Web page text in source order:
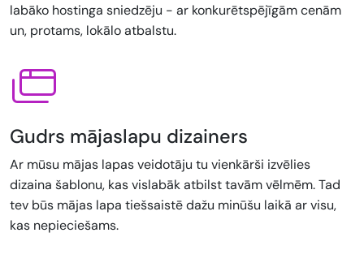
labāko hostinga sniedzēju - ar konkurētspējīgām cenām
un, protams, lokālo atbalstu.
Gudrs mājaslapu dizainers
Ar mūsu mājas lapas veidotāju tu vienkārši izvēlies
dizaina šablonu, kas vislabāk atbilst tavām vēlmēm. Tad
tev būs mājas lapa tiešsaistē dažu minūšu laikā ar visu,
kas nepieciešams.